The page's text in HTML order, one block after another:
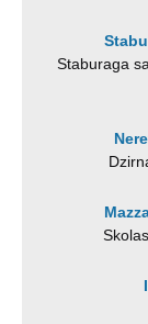
Staburaga